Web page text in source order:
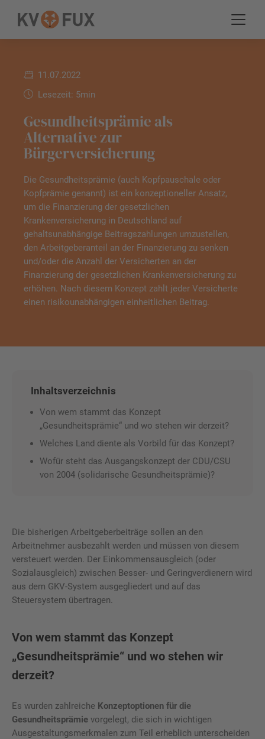
11.07.2022
Lesezeit: 5min
Gesundheitsprämie als
Alternative zur
Bürgerversicherung
Die Gesundheitsprämie (auch Kopfpauschale oder
Kopfprämie genannt) ist ein konzeptioneller Ansatz,
um die Finanzierung der gesetzlichen
Krankenversicherung in Deutschland auf
gehaltsunabhängige Beitragszahlungen umzustellen,
den Arbeitgeberanteil an der Finanzierung zu senken
und/oder die Anzahl der Versicherten an der
Finanzierung der gesetzlichen Krankenversicherung zu
erhöhen. Nach diesem Konzept zahlt jeder Versicherte
einen risikounabhängigen einheitlichen Beitrag.
Inhaltsverzeichnis
Von wem stammt das Konzept
„Gesundheitsprämie“ und wo stehen wir derzeit?
Welches Land diente als Vorbild für das Konzept?
Wofür steht das Ausgangskonzept der CDU/CSU
von 2004 (solidarische Gesundheitsprämie)?
Die bisherigen Arbeitgeberbeiträge sollen an den
Arbeitnehmer ausbezahlt werden und müssen von diesem
versteuert werden. Der Einkommensausgleich (oder
Sozialausgleich) zwischen Besser- und Geringverdienern wird
aus dem GKV-System ausgegliedert und auf das
Steuersystem übertragen.
Von wem stammt das Konzept
„Gesundheitsprämie“ und wo stehen wir
derzeit?
Es wurden zahlreiche Konzeptoptionen für die
Gesundheitsprämie vorgelegt, die sich in wichtigen
Ausgestaltungsmerkmalen zum Teil erheblich unterscheiden